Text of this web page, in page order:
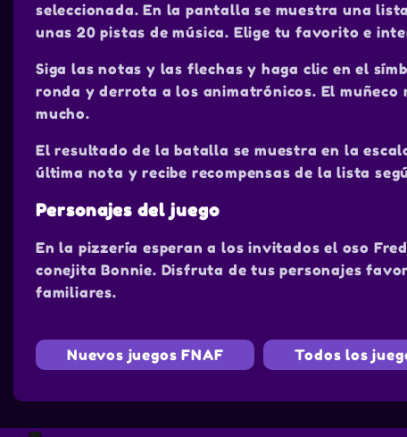
seleccionada. En la pantalla se muestra una
unas 20 pistas de música. Elige tu favorito e
Siga las notas y las flechas y haga clic en el
ronda y derrota a los animatrónicos. El
mucho.
El resultado de la batalla se muestra en la
última nota y recibe recompensas de la lista
Personajes del juego
En la pizzería esperan a los invitados el oso
conejita Bonnie. Disfruta de tus personajes
familiares.
Nuevos juegos FNAF Todos los